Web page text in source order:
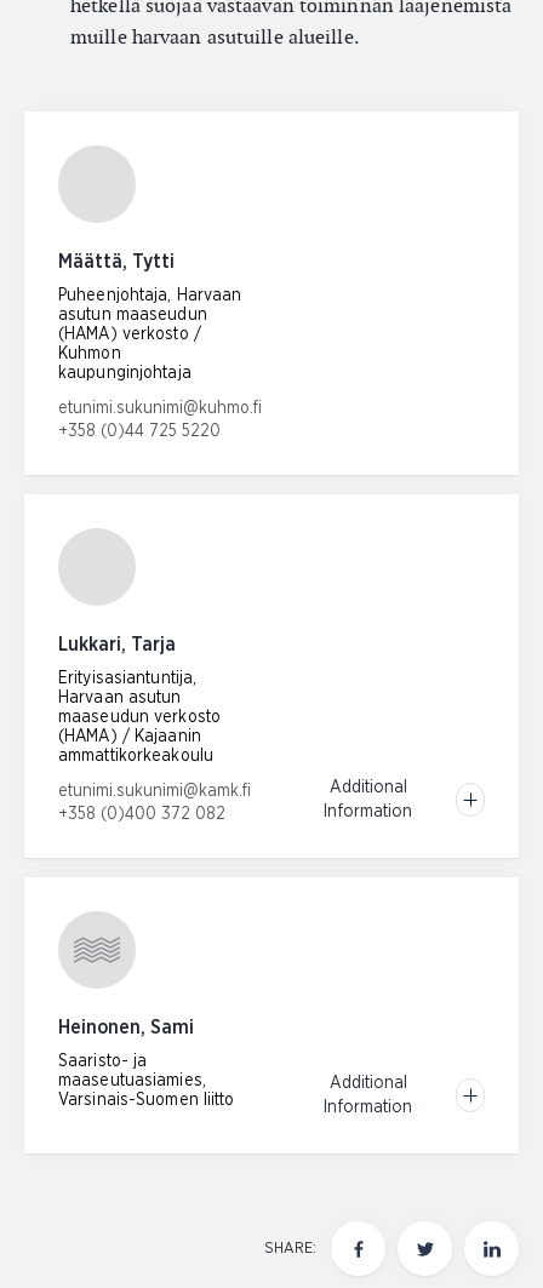
hetkellä suojaa vastaavan toiminnan laajenemista
muille harvaan asutuille alueille.
Määttä, Tytti
Puheenjohtaja, Harvaan
asutun maaseudun
(HAMA) verkosto /
Kuhmon
kaupunginjohtaja
Email address:
etunimi.sukunimi@kuhmo.fi
Phone number:
+358 (0)44 725 5220
Lukkari, Tarja
Erityisasiantuntija,
Harvaan asutun
maaseudun verkosto
(HAMA) / Kajaanin
ammattikorkeakoulu
Email address:
etunimi.sukunimi@kamk.fi
Phone number:
+358 (0)400 372 082
Additional
Information
Heinonen, Sami
Saaristo- ja
maaseutuasiamies,
Varsinais-Suomen liitto
Additional
Information
SHARE: